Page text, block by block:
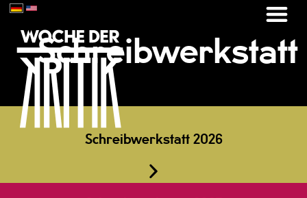
Schreibwerkstatt
Schreibwerkstatt 2026